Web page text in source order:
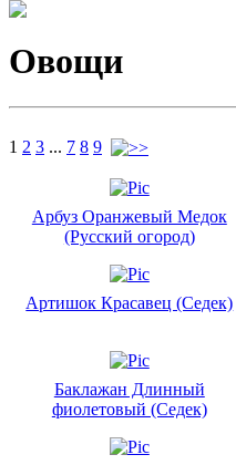
Овощи
1 2 3 ... 7 8 9
Арбуз Оранжевый Медок
(Русский огород)
Артишок Красавец (Седек)
Баклажан Длинный
фиолетовый (Седек)